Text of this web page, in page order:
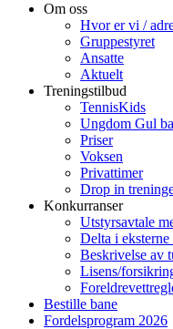
Om oss
Hvor er vi /
Gruppestyret
Ansatte
Aktuelt
Treningstilbud
TennisKids
Ungdom Gul
Priser
Voksen
Privattimer
Drop in
Konkurranser
Utstyrsavtale
Delta i
Beskrivelse av
Lisens/
Bestille bane
Fordelsprogram 2026